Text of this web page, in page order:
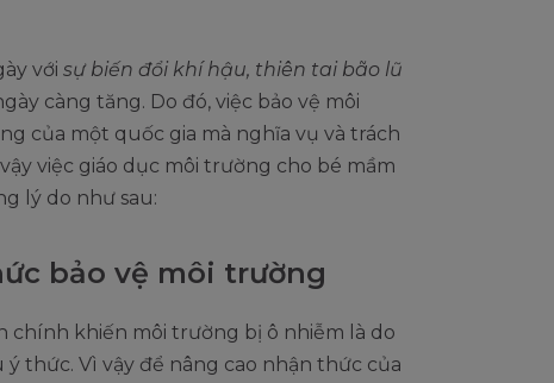
với sự biến đổi khí hậu, thiên tai bão lũ
càng tăng. Do đó, việc bảo vệ môi
của một quốc gia mà nghĩa vụ và trách
việc giáo dục môi trường cho bé mầm
lý do như sau:
bảo vệ môi trường
khiến môi trường bị ô nhiễm là do
thức. Vì vậy để nâng cao nhận thức của